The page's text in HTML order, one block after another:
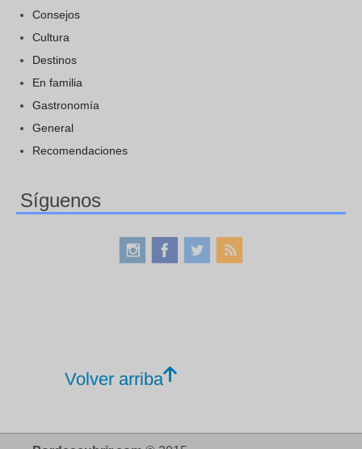
Consejos
Cultura
Destinos
En familia
Gastronomía
General
Recomendaciones
Síguenos
Volver arriba